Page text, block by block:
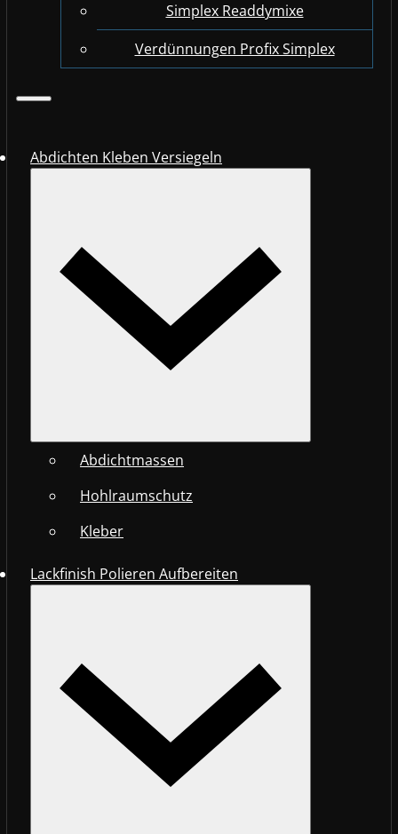
Simplex Readdymixe
Verdünnungen Profix Simplex
Abdichten Kleben Versiegeln
Abdichtmassen
Hohlraumschutz
Kleber
Lackfinish Polieren Aufbereiten